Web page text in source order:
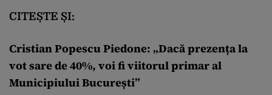
CITEȘTE ȘI:
Cristian Popescu Piedone: „Dacă prezența la
vot sare de 40%, voi fi viitorul primar al
Municipiului București”